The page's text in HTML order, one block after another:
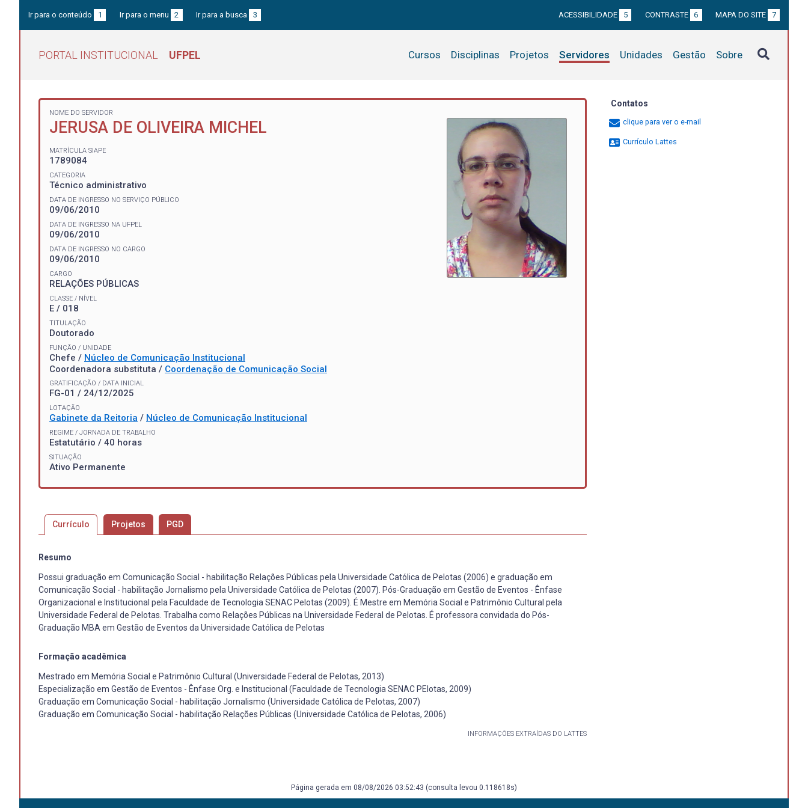
Ir para o conteúdo 1 Ir para o menu 2 Ir para a busca 3 ACESSIBILIDADE 5 CONTRASTE 6 MAPA DO SITE 7
PORTAL INSTITUCIONAL UFPEL Cursos Disciplinas Projetos Servidores Unidades Gestão Sobre
NOME DO SERVIDOR
JERUSA DE OLIVEIRA MICHEL
MATRÍCULA SIAPE
1789084
CATEGORIA
Técnico administrativo
DATA DE INGRESSO NO SERVIÇO PÚBLICO
09/06/2010
DATA DE INGRESSO NA UFPEL
09/06/2010
DATA DE INGRESSO NO CARGO
09/06/2010
CARGO
RELAÇÕES PÚBLICAS
CLASSE / NÍVEL
E / 018
TITULAÇÃO
Doutorado
FUNÇÃO / UNIDADE
Chefe / Núcleo de Comunicação Institucional
Coordenadora substituta / Coordenação de Comunicação Social
GRATIFICAÇÃO / DATA INICIAL
FG-01 / 24/12/2025
LOTAÇÃO
Gabinete da Reitoria / Núcleo de Comunicação Institucional
REGIME / JORNADA DE TRABALHO
Estatutário / 40 horas
SITUAÇÃO
Ativo Permanente
Currículo Projetos PGD
Resumo
Possui graduação em Comunicação Social - habilitação Relações Públicas pela Universidade Católica de Pelotas (2006) e graduação em
Comunicação Social - habilitação Jornalismo pela Universidade Católica de Pelotas (2007). Pós-Graduação em Gestão de Eventos - Ênfase
Organizacional e Institucional pela Faculdade de Tecnologia SENAC Pelotas (2009). É Mestre em Memória Social e Patrimônio Cultural pela
Universidade Federal de Pelotas. Trabalha como Relações Públicas na Universidade Federal de Pelotas. É professora convidada do Pós-
Graduação MBA em Gestão de Eventos da Universidade Católica de Pelotas
Formação acadêmica
Mestrado em Memória Social e Patrimônio Cultural (Universidade Federal de Pelotas, 2013)
Especialização em Gestão de Eventos - Ênfase Org. e Institucional (Faculdade de Tecnologia SENAC PElotas, 2009)
Graduação em Comunicação Social - habilitação Jornalismo (Universidade Católica de Pelotas, 2007)
Graduação em Comunicação Social - habilitação Relações Públicas (Universidade Católica de Pelotas, 2006)
INFORMAÇÕES EXTRAÍDAS DO LATTES
Contatos
clique para ver o e-mail
Currículo Lattes
Página gerada em 08/08/2026 03:52:43 (consulta levou 0.118618s)